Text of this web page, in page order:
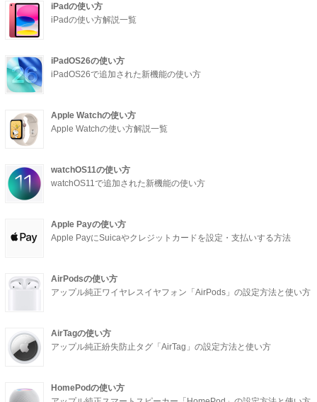
iPadの使い方
iPadの使い方解説一覧
iPadOS26の使い方
iPadOS26で追加された新機能の使い方
Apple Watchの使い方
Apple Watchの使い方解説一覧
watchOS11の使い方
watchOS11で追加された新機能の使い方
Apple Payの使い方
Apple PayにSuicaやクレジットカードを設定・支払いする方法
AirPodsの使い方
アップル純正ワイヤレスイヤフォン「AirPods」の設定方法と使い方
AirTagの使い方
アップル純正紛失防止タグ「AirTag」の設定方法と使い方
HomePodの使い方